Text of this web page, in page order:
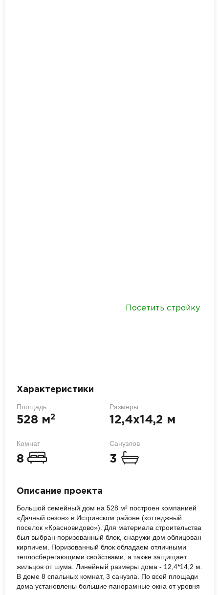
Посетить стройку
Характеристики
Площадь
528 м2
Размеры
12,4х14,2 м
Комнат
8
Санузлов
3
Описание проекта
Большой семейный дом на 528 м² построен компанией
«Дачный сезон» в Истринском районе (коттеджный
поселок «Красновидово»). Для материала строительства
был выбран поризованный блок, снаружи дом облицован
кирпичем. Поризованный блок обладаем отличными
теплосберегающими свойствами, а также защищает
жильцов от шума. Линейный размеры дома - 12,4*14,2 м.
В доме 8 спальных комнат, 3 санузла. По всей площади
дома установлены большие панорамные окна от уровня